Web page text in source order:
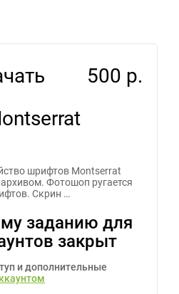
500 р.
шрифтов Montserrat
Фотошоп ругается
Скрин …
заданию для
закрыт
и дополнительные